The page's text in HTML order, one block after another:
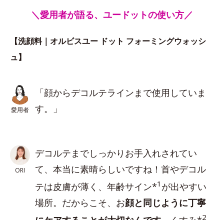
＼愛用者が語る、ユードットの使い方／
【洗顔料｜オルビスユー ドット フォーミングウォッシ
ュ】
愛用者
「顔からデコルテラインまで使用していま
す。」
ORI
デコルテまでしっかりお手入れされてい
て、本当に素晴らしいですね！首やデコル
テは皮膚が薄く、年齢サイン*1 が出やすい
場所。だからこそ、お顔と同じように丁寧
2